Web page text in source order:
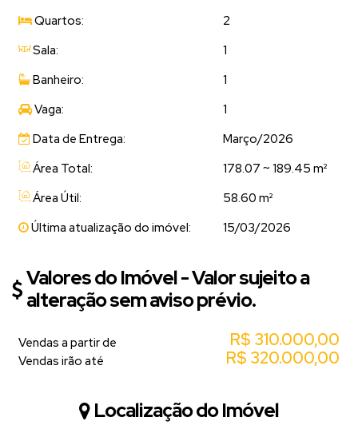
Quartos:
2
Sala:
1
Banheiro:
1
Vaga:
1
Data de Entrega:
Março/2026
Área Total:
178.07 ~ 189.45 m²
Área Útil:
58.60 m²
Última atualização do imóvel:
15/03/2026
Valores do Imóvel - Valor sujeito a
alteração sem aviso prévio.
R$ 310.000,00
Vendas a partir de
R$ 320.000,00
Vendas irão até
Localização do Imóvel